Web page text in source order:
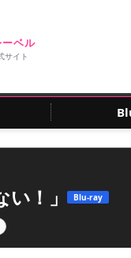
ベル
サイト
い！」 Blu-ray